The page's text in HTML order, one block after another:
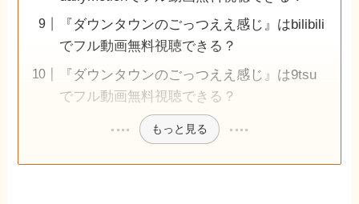
『ダウンタウンのごっつええ感じ』はbilibili
でフル動画無料視聴できる？
『ダウンタウンのごっつええ感じ』は9tsu
でフル動画無料視聴できる？
もっと見る